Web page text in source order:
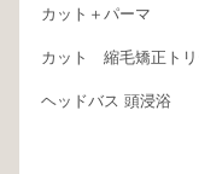
カット＋パーマ
カット 縮毛矯正トリ
ヘッドバス 頭浸浴